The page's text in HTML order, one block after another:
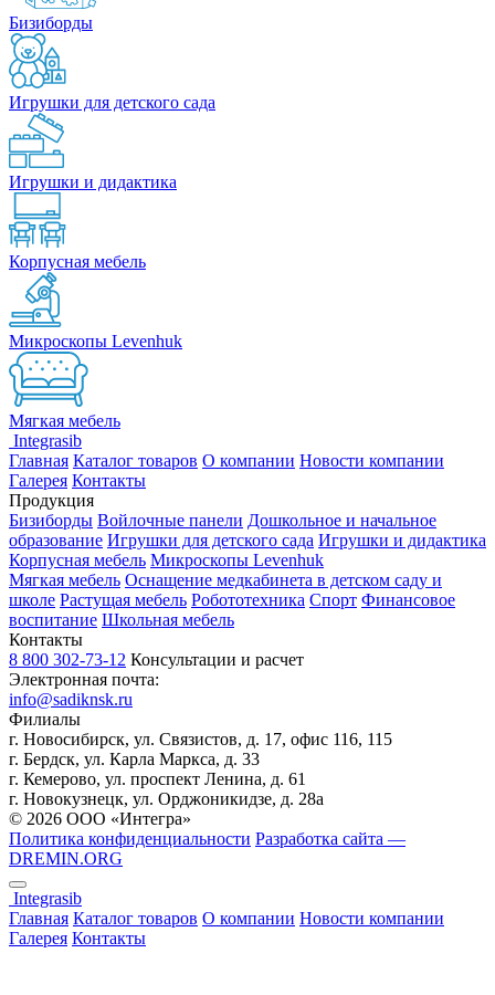
Бизиборды
Игрушки для детского сада
Игрушки и дидактика
Корпусная мебель
Микроскопы Levenhuk
Мягкая мебель
Integrasib
Главная Каталог товаров О компании Новости компании
Галерея Контакты
Продукция
Бизиборды Войлочные панели Дошкольное и начальное
образование Игрушки для детского сада Игрушки и дидактика
Корпусная мебель Микроскопы Levenhuk
Мягкая мебель Оснащение медкабинета в детском саду и
школе Растущая мебель Робототехника Спорт Финансовое
воспитание Школьная мебель
Контакты
8 800 302-73-12 Консультации и расчет
Электронная почта:
info@sadiknsk.ru
Филиалы
г. Новосибирск, ул. Связистов, д. 17, офис 116, 115
г. Бердск, ул. Карла Маркса, д. 33
г. Кемерово, ул. проспект Ленина, д. 61
г. Новокузнецк, ул. ​Орджоникидзе, д. 28а
© 2026 ООО «Интегра»
Политика конфиденциальности Разработка сайта —
DREMIN.ORG
Integrasib
Главная Каталог товаров О компании Новости компании
Галерея Контакты